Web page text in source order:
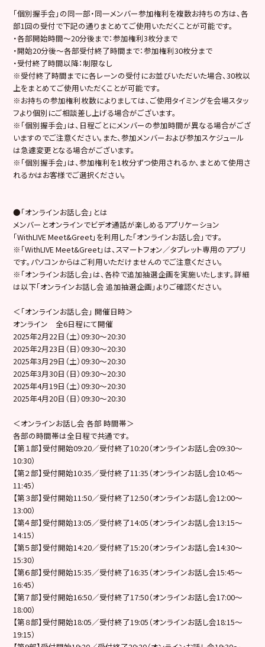
「個別握手会」の同一部・同一メンバー参加権利を複数お持ちの方は、各
部1回の受付で下記の通りまとめてご使用いただくことが可能です。
・各部開始時間～20分後まで：参加権利3枚分まで
・開始20分後〜各部受付終了時間まで：参加権利30枚分まで
・受付終了時間以降：制限なし
※受付終了時間までに各レーンの受付にお並びいただいた場合、30枚以
上をまとめてご使用いただくことが可能です。
※お持ちの参加権利枚数によりましては、ご使用タイミングを会場スタッ
フより個別にご相談差し上げる場合がございます。
※「個別握手会」は、日程ごとにメンバーの参加時間が異なる場合がござ
いますのでご注意ください。また、参加メンバーおよび参加スケジュール
は急遽変更となる場合がございます。
※「個別握手会」は、参加権利を1枚分ずつ使用されるか、まとめて使用さ
れるかはお客様でご選択ください。
●「オンラインお話し会」とは
メンバーとオンラインでビデオ通話が楽しめるアプリケーション
「WithLIVE Meet&Greet」を利用した「オンラインお話し会」です。
※「WithLIVE Meet&Greet」は、スマートフォン／タブレット専用のアプリ
です。パソコンからはご利用いただけませんのでご注意ください。
※「オンラインお話し会」は、各枠で追加抽選企画を実施いたします。詳細
は以下「オンラインお話し会 追加抽選企画」よりご確認ください。
＜「オンラインお話し会」 開催日時＞
オンライン 全6日程にて開催
2025年2月22日（土）09:30〜20:30
2025年2月23日（日）09:30〜20:30
2025年3月29日（土）09:30〜20:30
2025年3月30日（日）09:30〜20:30
2025年4月19日（土）09:30〜20:30
2025年4月20日（日）09:30〜20:30
＜オンラインお話し会 各部 時間帯＞
各部の時間帯は全日程で共通です。
【第１部】受付開始09:20／受付終了10:20（オンラインお話し会09:30～
10:30）
【第２部】受付開始10:35／受付終了11:35（オンラインお話し会10:45～
11:45）
【第３部】受付開始11:50／受付終了12:50（オンラインお話し会12:00～
13:00）
【第４部】受付開始13:05／受付終了14:05（オンラインお話し会13:15～
14:15）
【第５部】受付開始14:20／受付終了15:20（オンラインお話し会14:30～
15:30）
【第６部】受付開始15:35／受付終了16:35（オンラインお話し会15:45～
16:45）
【第７部】受付開始16:50／受付終了17:50（オンラインお話し会17:00～
18:00）
【第８部】受付開始18:05／受付終了19:05（オンラインお話し会18:15～
19:15）